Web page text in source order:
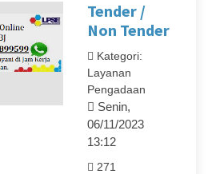
Tender /
Non Tender
Kategori:
Layanan
Pengadaan
Senin,
06/11/2023
13:12
271